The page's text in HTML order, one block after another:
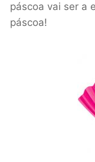
páscoa vai ser a
páscoa!